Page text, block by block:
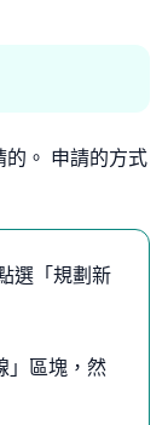
。 申請的方式
選「規劃新
」區塊，然